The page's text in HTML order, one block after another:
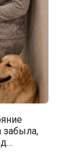
забыла,